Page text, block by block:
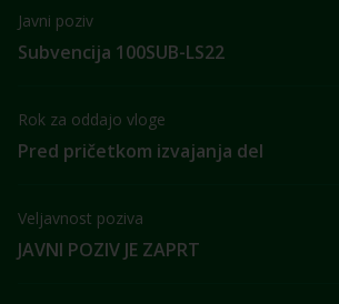
Javni poziv
Subvencija 100SUB-LS22
Rok za oddajo vloge
Pred pričetkom izvajanja del
Veljavnost poziva
JAVNI POZIV JE ZAPRT